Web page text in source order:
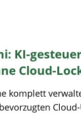
KI-
Cloud-
komplett